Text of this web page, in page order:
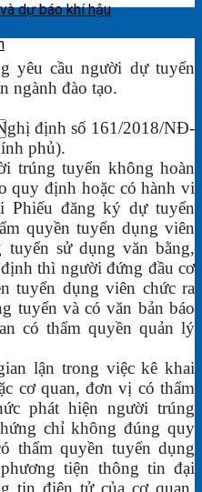
dự báo khí hậu
yêu cầu người dự tuyển
ngành đào tạo.
định số 161/2018/NĐ-
phủ).
trúng tuyển không hoàn
quy định hoặc có hành vi
Phiếu đăng ký dự tuyển
quyền tuyển dụng viên
sử dụng văn bằng,
thì người đứng đầu cơ
tuyển dụng viên chức ra
tuyển và có văn bản báo
có thẩm quyền quản lý
lận trong việc kê khai
cơ quan, đơn vị có thẩm
phát hiện người trúng
chỉ không đúng quy
thẩm quyền tuyển dụng
tiện thông tin đại
tin điện tử của cơ quan,